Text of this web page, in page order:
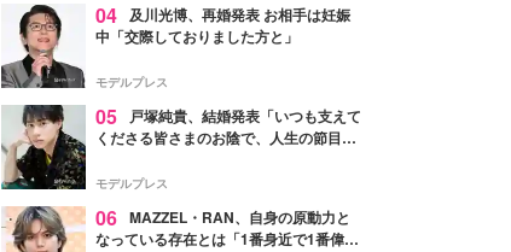
04 及川光博、再婚発表 お相手は妊娠
中「交際しておりました方と」
モデルプレス
05
戸塚純貴、結婚発表「いつも支えて
くださる皆さまのお陰で、人生の節目を
す」【全文】
モデルプレス
06 MAZZEL・RAN、自身の原動力と
なっている存在とは「1番身近で1番偉大